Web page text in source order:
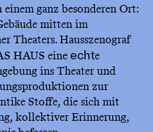
ganz besonderen Ort:
mitten im
Theaters. Hausszenograf
HAUS eine echte
ins Theater und
zur
Stoffe, die sich mit
kollektiver Erinnerung,